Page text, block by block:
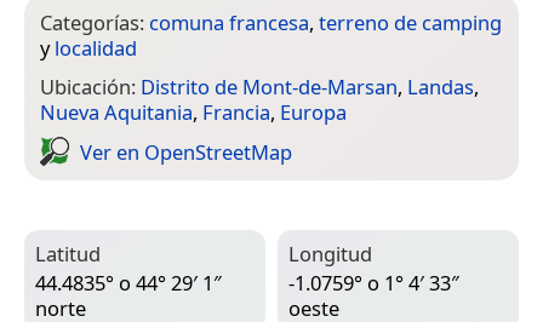
Categorías: comuna francesa, terreno de camping
ylocalidad
Ubicación: Distrito de Mont-de-Marsan, Landas,
Nueva Aquitania, Francia, Europa
Ver en Open­Street­Map
Latitud
44.4835° o 44° 29′ 1″
norte
Longitud
-1.0759° o 1° 4′ 33″
oeste